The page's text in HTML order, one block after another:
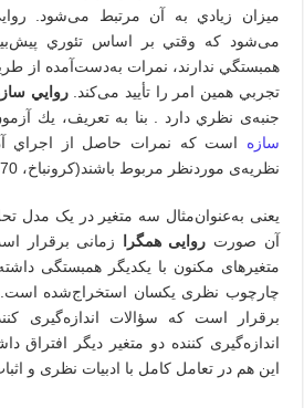
ميزان زيادي به آن مرتبط می‌شود.
می‌شود كه وقتي بر اساس تئوري
همبستگي ندارند، نمرات به‌دست‌آمده از
تجربي همين امر را تأييد می‌کند
روايي
جنبه‌ی نظري دارد . بنا به تعريف، يك
سازه است كه نمرات حاصل از اجراي
نظریه‌ی موردنظر مربوط باشند(كرونباخ، 1970 ).
یعنی به‌عنوان‌مثال سه متغیر در یک مدل
آن صورت روایی همگرا
زمانی برقرار
متغیرهای مکنون با یکدیگر همبستگی
چارچوب نظری یکسان استخراج‌شده
برقرار است که سؤالات اندازه‌گیری
اندازه‌گیری کننده دو متغیر دیگر افتراق
این هم در تعامل کامل با ادبیات نظری و